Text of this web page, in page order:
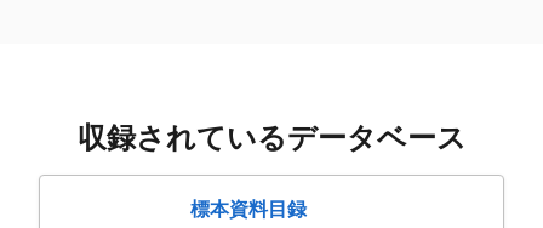
収録されているデータベース
標本資料目録